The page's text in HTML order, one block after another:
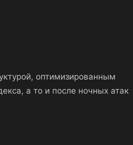
оптимизированным
а то и после ночных атак